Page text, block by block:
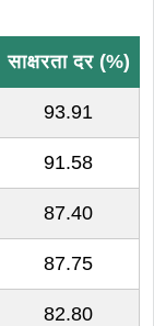
साक्षरता दर (%)
93.91
91.58
87.40
87.75
82.80